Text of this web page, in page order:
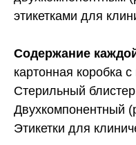
этикетками для
Содержание
картонная коробка
Стерильный
Двухкомпонентный
Этикетки для